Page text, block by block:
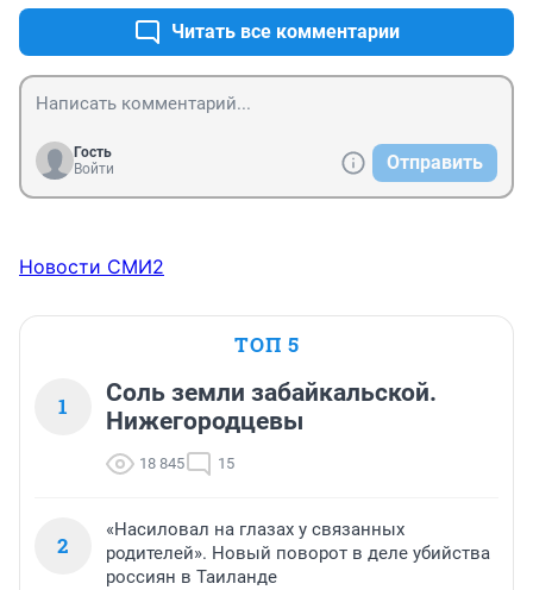
Читать все комментарии
Гость
Войти
Отправить
Новости СМИ2
ТОП 5
1
Соль земли забайкальской.
Нижегородцевы
18 845 15
2
«Насиловал на глазах у связанных
родителей». Новый поворот в деле убийства
россиян в Таиланде